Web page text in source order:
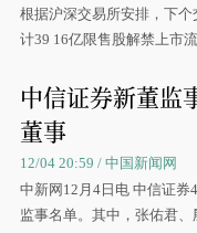
根据沪深交易所安排，下
计39 16亿限售股解禁上市
中信证券新董监
董事
12/04 20:59 / 中国新闻网
中新网12月4日电 中信证
监事名单。其中，张佑君